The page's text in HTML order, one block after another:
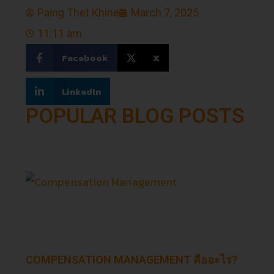
Paing Thet Khine
March 7, 2025
11:11 am
Facebook X
LinkedIn
POPULAR BLOG POSTS
COMPENSATION MANAGEMENT คืออะไร?